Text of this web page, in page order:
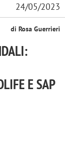
24/05/2023
di Rosa Guerrieri
E SAP